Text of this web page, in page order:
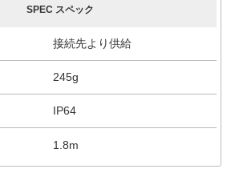
SPEC スペック
接続先より供給
245g
IP64
1.8m